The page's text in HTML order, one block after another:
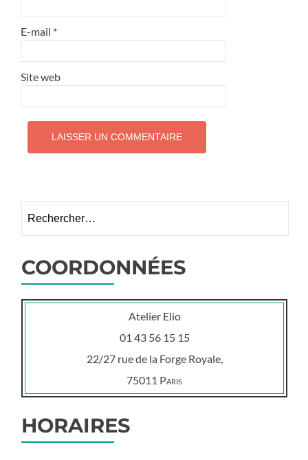
E-mail *
Site web
COORDONNÉES
Atelier Elio
01 43 56 15 15
22/27 rue de la Forge Royale,
75011 Paris
HORAIRES